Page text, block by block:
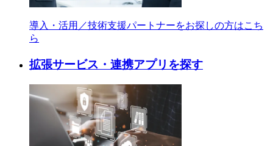
導入・活用／技術支援パートナーをお探しの方はこち
ら
拡張サービス・連携アプリを探す